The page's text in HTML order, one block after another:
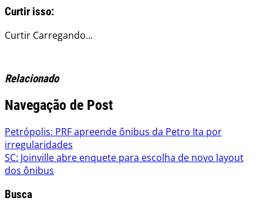
Curtir isso:
Curtir Carregando...
Relacionado
Navegação de Post
Petrópolis: PRF apreende ônibus da Petro Ita por
irregularidades
SC: Joinville abre enquete para escolha de novo layout
dos ônibus
Busca